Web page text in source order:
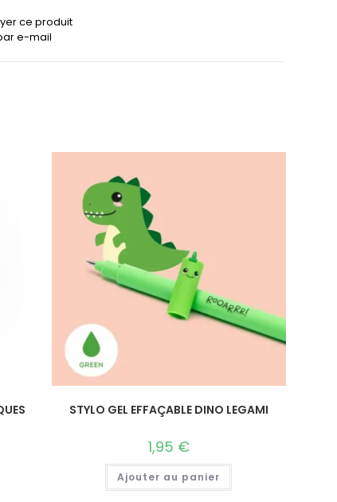
ce produit
e-mail
STYLO GEL EFFAÇABLE DINO LEGAMI
1,95 €
Ajouter au panier